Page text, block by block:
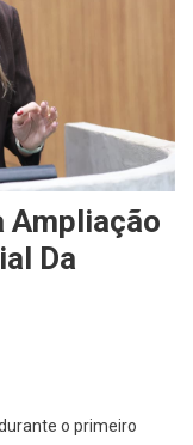
Ampliação
Da
o primeiro